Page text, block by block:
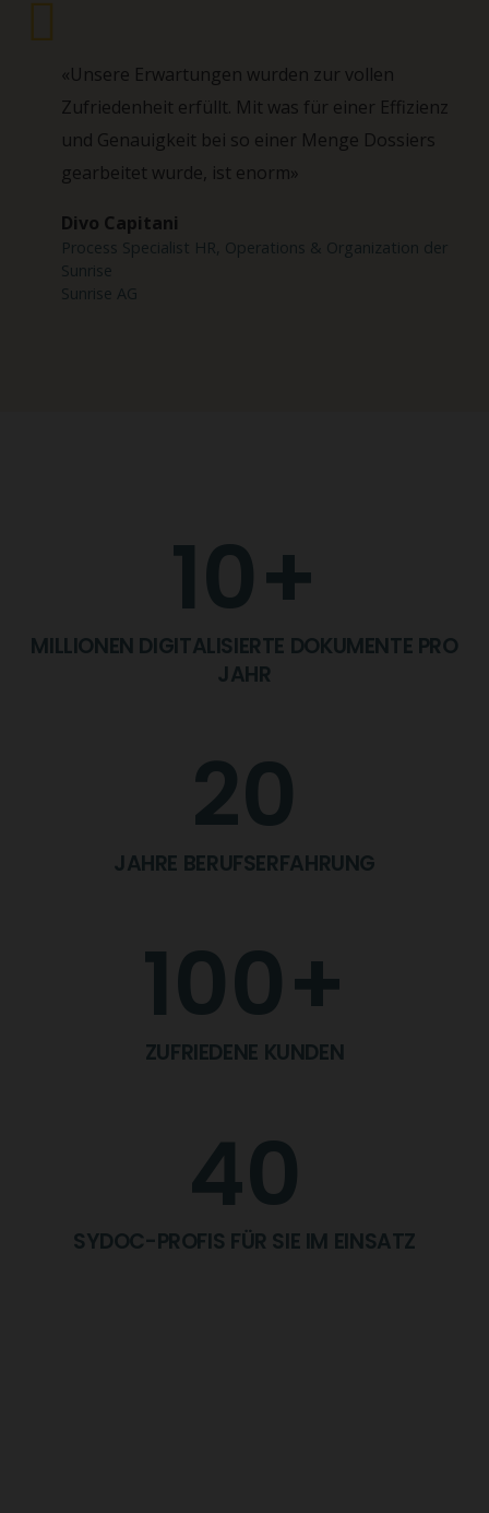
«Unsere Erwartungen wurden zur vollen
Zufriedenheit erfüllt. Mit was für einer Effizienz
und Genauigkeit bei so einer Menge Dossiers
gearbeitet wurde, ist enorm»
Divo Capitani
Process Specialist HR, Operations & Organization der
Sunrise
Sunrise AG
10+
MILLIONEN DIGITALISIERTE DOKUMENTE PRO
JAHR
20
JAHRE BERUFSERFAHRUNG
100+
ZUFRIEDENE KUNDEN
40
SYDOC-PROFIS FÜR SIE IM EINSATZ